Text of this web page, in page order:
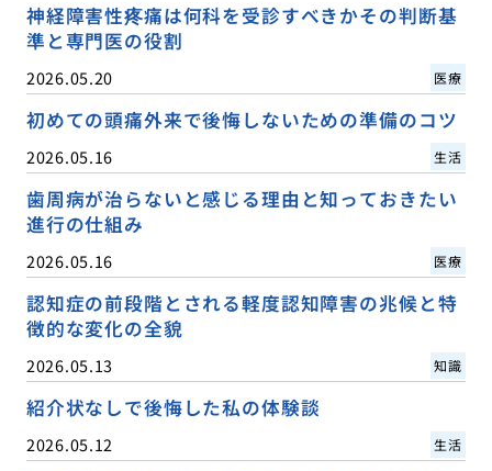
神経障害性疼痛は何科を受診すべきかその判断基
準と専門医の役割
2026.05.20 医療
初めての頭痛外来で後悔しないための準備のコツ
2026.05.16 生活
歯周病が治らないと感じる理由と知っておきたい
進行の仕組み
2026.05.16 医療
認知症の前段階とされる軽度認知障害の兆候と特
徴的な変化の全貌
2026.05.13 知識
紹介状なしで後悔した私の体験談
2026.05.12 生活